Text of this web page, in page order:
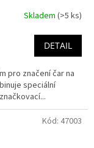
Skladem (>5 ks)
DETAIL
pro značení čar na
speciální
Kód: 47003